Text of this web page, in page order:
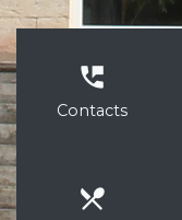
perm_phone_msg
Contacts
local_dining